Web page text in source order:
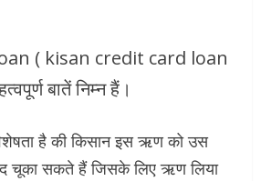
( kisan credit card loan
बातें निम्न हैं।
है की किसान इस ऋण को उस
चूका सकते हैं जिसके लिए ऋण लिया